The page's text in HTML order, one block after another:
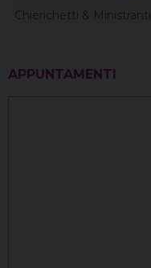
Chierichetti & Ministranti
APPUNTAMENTI